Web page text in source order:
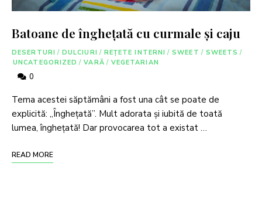
Batoane de înghețată cu curmale și caju
DESERTURI / DULCIURI / REȚETE INTERNI / SWEET / SWEETS /
UNCATEGORIZED / VARĂ / VEGETARIAN
0
Tema acestei săptămâni a fost una cât se poate de
explicită: „Înghețată”. Mult adorata şi iubită de toată
lumea, îngheţată! Dar provocarea tot a existat …
READ MORE